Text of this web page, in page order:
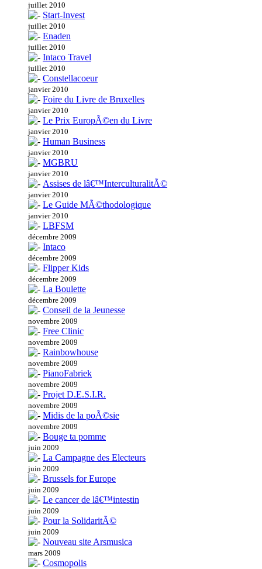
juillet 2010
Start-Invest
juillet 2010
Enaden
juillet 2010
Intaco Travel
juillet 2010
Constellacoeur
janvier 2010
Foire du Livre de Bruxelles
janvier 2010
Le Prix EuropÃ©en du Livre
janvier 2010
Human Business
janvier 2010
MGBRU
janvier 2010
Assises de lâ€™InterculturalitÃ©
janvier 2010
Le Guide MÃ©thodologique
janvier 2010
LBFSM
décembre 2009
Intaco
décembre 2009
Flipper Kids
décembre 2009
La Boulette
décembre 2009
Conseil de la Jeunesse
novembre 2009
Free Clinic
novembre 2009
Rainbowhouse
novembre 2009
PianoFabriek
novembre 2009
Projet D.E.S.I.R.
novembre 2009
Midis de la poÃ©sie
novembre 2009
Bouge ta pomme
juin 2009
La Campagne des Electeurs
juin 2009
Brussels for Europe
juin 2009
Le cancer de lâ€™intestin
juin 2009
Pour la SolidaritÃ©
juin 2009
Nouveau site Arsmusica
mars 2009
Cosmopolis